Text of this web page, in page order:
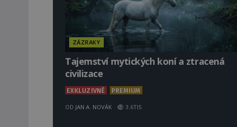
ZÁZRAKY
Tajemství mytických koní a ztracená
civilizace
EXKLUZIVNĚ PREMIUM
OD JAN A. NOVÁK 3.6TIS